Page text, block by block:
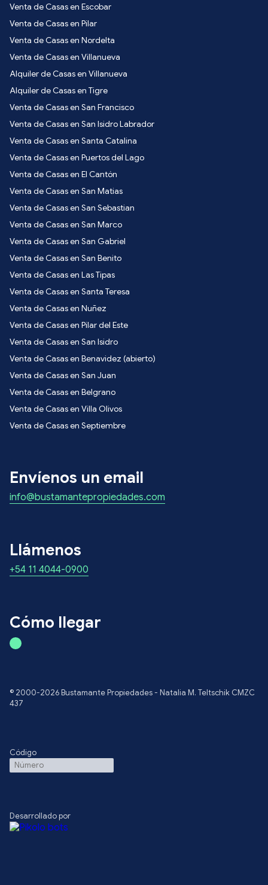
Venta de Casas en Escobar
Venta de Casas en Pilar
Venta de Casas en Nordelta
Venta de Casas en Villanueva
Alquiler de Casas en Villanueva
Alquiler de Casas en Tigre
Venta de Casas en San Francisco
Venta de Casas en San Isidro Labrador
Venta de Casas en Santa Catalina
Venta de Casas en Puertos del Lago
Venta de Casas en El Cantón
Venta de Casas en San Matias
Venta de Casas en San Sebastian
Venta de Casas en San Marco
Venta de Casas en San Gabriel
Venta de Casas en San Benito
Venta de Casas en Las Tipas
Venta de Casas en Santa Teresa
Venta de Casas en Nuñez
Venta de Casas en Pilar del Este
Venta de Casas en San Isidro
Venta de Casas en Benavidez (abierto)
Venta de Casas en San Juan
Venta de Casas en Belgrano
Venta de Casas en Villa Olivos
Venta de Casas en Septiembre
Envíenos un email
info@bustamantepropiedades.com
Llámenos
+54 11 4044-0900
Cómo llegar
© 2000-2026 Bustamante Propiedades - Natalia M. Teltschik CMZC
437
Código
Desarrollado por